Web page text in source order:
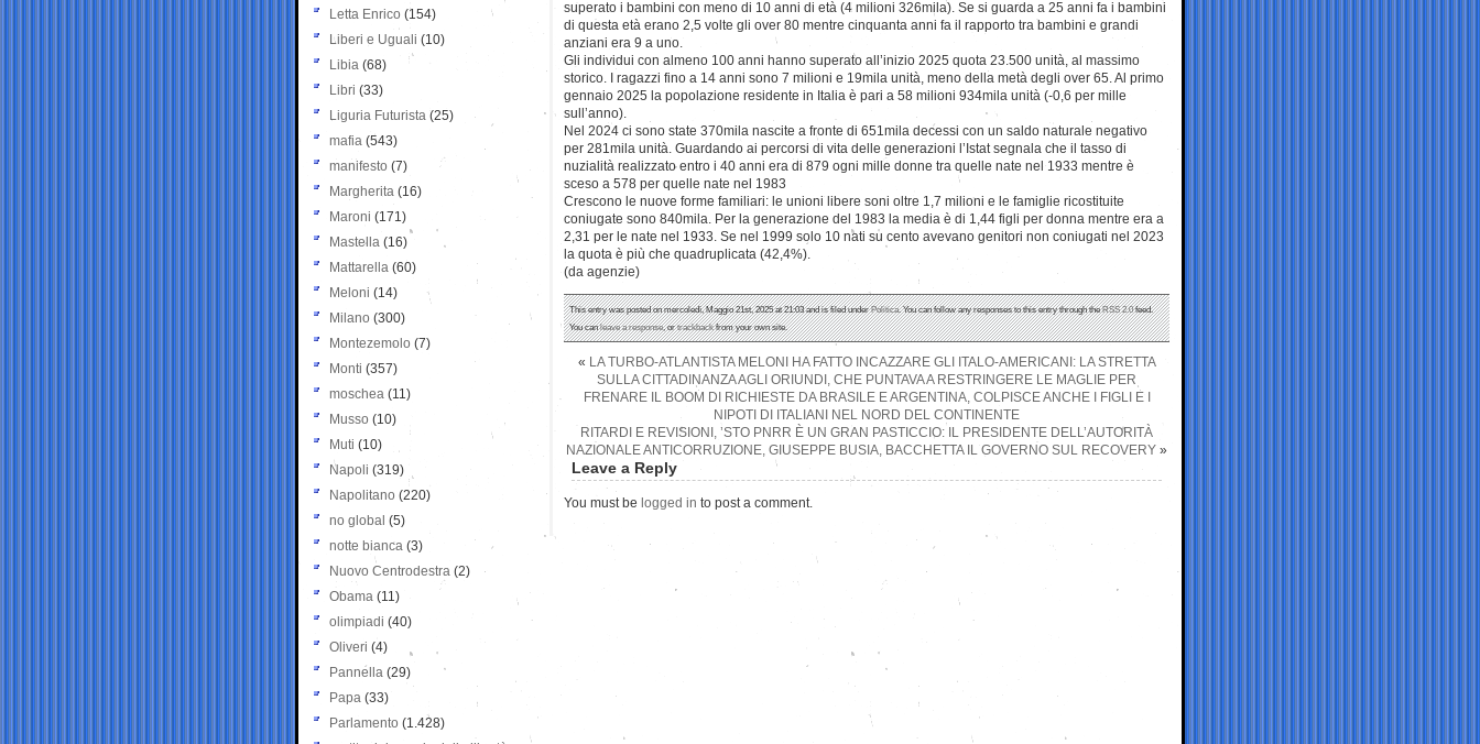
superato i bambini con meno di 10 anni di età (4 milioni 326mila). Se si guarda a 25 anni fa i bambini
di questa età erano 2,5 volte gli over 80 mentre cinquanta anni fa il rapporto tra bambini e grandi
anziani era 9 a uno.
Gli individui con almeno 100 anni hanno superato all’inizio 2025 quota 23.500 unità, al massimo
storico. I ragazzi fino a 14 anni sono 7 milioni e 19mila unità, meno della metà degli over 65. Al primo
gennaio 2025 la popolazione residente in Italia è pari a 58 milioni 934mila unità (-0,6 per mille
sull’anno).
Nel 2024 ci sono state 370mila nascite a fronte di 651mila decessi con un saldo naturale negativo
per 281mila unità. Guardando ai percorsi di vita delle generazioni l’Istat segnala che il tasso di
nuzialità realizzato entro i 40 anni era di 879 ogni mille donne tra quelle nate nel 1933 mentre è
sceso a 578 per quelle nate nel 1983
Crescono le nuove forme familiari: le unioni libere soni oltre 1,7 milioni e le famiglie ricostituite
coniugate sono 840mila. Per la generazione del 1983 la media è di 1,44 figli per donna mentre era a
2,31 per le nate nel 1933. Se nel 1999 solo 10 nati su cento avevano genitori non coniugati nel 2023
la quota è più che quadruplicata (42,4%).
(da agenzie)
This entry was posted on mercoledì, Maggio 21st, 2025 at 21:03 and is filed underPolitica. You can follow any responses to this entry through theRSS 2.0feed.
You canleave a response, ortrackbackfrom your own site.
« LA TURBO-ATLANTISTA MELONI HA FATTO INCAZZARE GLI ITALO-AMERICANI: LA STRETTA
SULLA CITTADINANZA AGLI ORIUNDI, CHE PUNTAVA A RESTRINGERE LE MAGLIE PER
FRENARE IL BOOM DI RICHIESTE DA BRASILE E ARGENTINA, COLPISCE ANCHE I FIGLI E I
NIPOTI DI ITALIANI NEL NORD DEL CONTINENTE
RITARDI E REVISIONI, ’STO PNRR È UN GRAN PASTICCIO: IL PRESIDENTE DELL’AUTORITÀ
NAZIONALE ANTICORRUZIONE, GIUSEPPE BUSIA, BACCHETTA IL GOVERNO SUL RECOVERY »
Leave a Reply
You must be logged in to post a comment.
Letta Enrico (154)
Liberi e Uguali (10)
Libia (68)
Libri (33)
Liguria Futurista (25)
mafia (543)
manifesto (7)
Margherita (16)
Maroni (171)
Mastella (16)
Mattarella (60)
Meloni (14)
Milano (300)
Montezemolo (7)
Monti (357)
moschea (11)
Musso (10)
Muti (10)
Napoli (319)
Napolitano (220)
no global (5)
notte bianca (3)
Nuovo Centrodestra (2)
Obama (11)
olimpiadi (40)
Oliveri (4)
Pannella (29)
Papa (33)
Parlamento (1.428)